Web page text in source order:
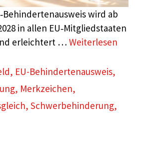
wird ab
in allen EU‑Mitgliedstaaten
erleichtert … Weiterlesen
, EU-Behindertenausweis,
, Merkzeichen,
, Schwerbehinderung,